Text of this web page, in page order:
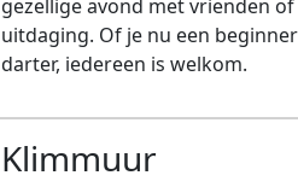
gezellige avond met vrienden
uitdaging. Of je nu een
darter, iedereen is welkom.
Klimmuur